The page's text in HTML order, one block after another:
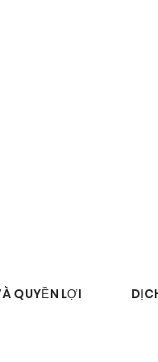
QUYỀN LỢI